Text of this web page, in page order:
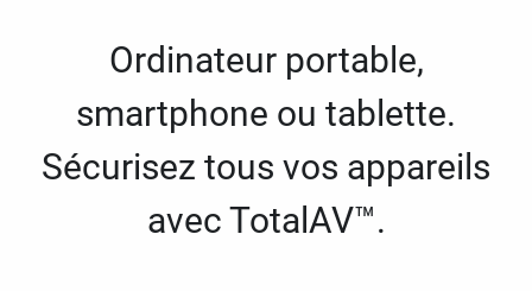
Ordinateur portable,
smartphone ou tablette.
Sécurisez tous vos appareils
avec TotalAV™.